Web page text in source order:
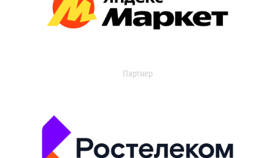
Партнер